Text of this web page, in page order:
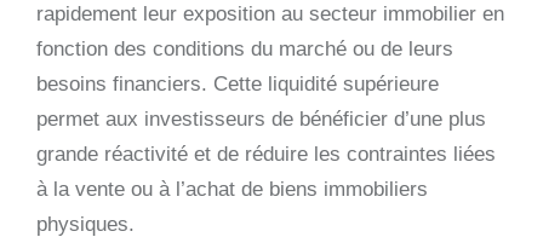
rapidement leur exposition au secteur immobilier en
fonction des conditions du marché ou de leurs
besoins financiers. Cette liquidité supérieure
permet aux investisseurs de bénéficier d’une plus
grande réactivité et de réduire les contraintes liées
à la vente ou à l’achat de biens immobiliers
physiques.